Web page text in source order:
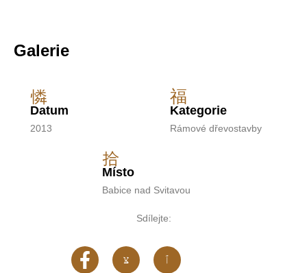
Galerie
Datum
2013
Kategorie
Rámové dřevostavby
Místo
Babice nad Svitavou
Sdílejte: